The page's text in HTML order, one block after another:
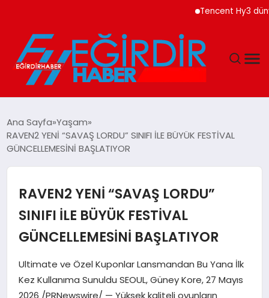
Tencent Hy3 dünya
EĞITIM
MAGAZIN
SIYASET
Ana Sayfa Yaşam
RAVEN2 YENİ “SAVAŞ LORDU” SINIFI İLE BÜYÜK FESTİVAL
GÜNCELLEMESİNİ BAŞLATIYOR
RAVEN2 YENİ “SAVAŞ LORDU”
SINIFI İLE BÜYÜK FESTİVAL
GÜNCELLEMESİNİ BAŞLATIYOR
Ultimate ve Özel Kuponlar Lansmandan Bu Yana İlk
Kez Kullanıma Sunuldu SEOUL, Güney Kore, 27 Mayıs
2026 /PRNewswire/ — Yüksek kaliteli oyunların